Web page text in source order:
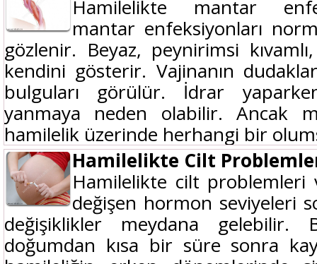
Hamilelikte mantar
mantar enfeksiyonları
gözlenir. Beyaz, peynirimsi kıvamlı,
kendini gösterir. Vajinanın
bulguları görülür. İdrar
yanmaya neden olabilir. Ancak
hamilelik üzerinde herhangi bir
Hamilelikte Cilt
Hamilelikte cilt problemleri
değişen hormon seviyeleri
değişiklikler meydana gelebilir.
doğumdan kısa bir süre sonra